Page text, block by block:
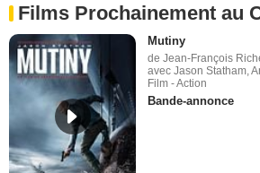
Films Prochainement au
Mutiny
de Jean-François
avec Jason Statham,
Film - Action
Bande-annonce